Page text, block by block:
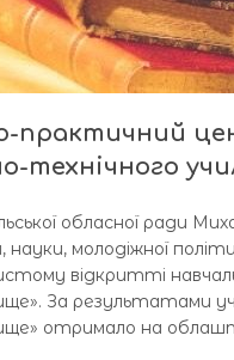
практичний
технічного
обласної ради
молодіжної
відкритті
За результатами
отримало на